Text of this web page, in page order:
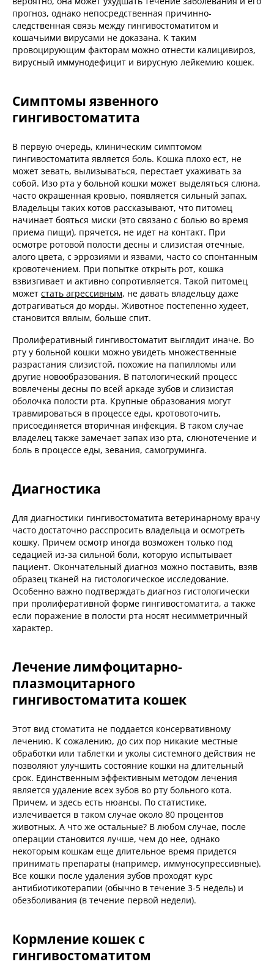
прогноз, однако непосредственная причинно-
следственная связь между гингивостоматитом и
кошачьими вирусами не доказана. К таким
провоцирующим факторам можно отнести калицивироз,
вирусный иммунодефицит и вирусную лейкемию кошек.
Симптомы язвенного
гингивостоматита
В первую очередь, клиническим симптомом
гингивостоматита является боль. Кошка плохо ест, не
может зевать, вылизываться, перестает ухаживать за
собой. Изо рта у больной кошки может выделяться слюна,
часто окрашенная кровью, появляется сильный запах.
Владельцы таких котов рассказывают, что питомец
начинает бояться миски (это связано с болью во время
приема пищи), прячется, не идет на контакт. При
осмотре ротовой полости десны и слизистая отечные,
алого цвета, с эррозиями и язвами, часто со спонтанным
кровотечением. При попытке открыть рот, кошка
взвизгивает и активно сопротивляется. Такой питомец
может стать агрессивным, не давать владельцу даже
дотрагиваться до морды. Животное постепенно худеет,
становится вялым, больше спит.
Пролиферативный гингивостоматит выглядит иначе. Во
рту у больной кошки можно увидеть множественные
разрастания слизистой, похожие на папилломы или
другие новообразования. В патологический процесс
вовлечены десны по всей аркаде зубов и слизистая
оболочка полости рта. Крупные образования могут
травмироваться в процессе еды, кротовоточить,
присоединяется вторичная инфекция. В таком случае
владелец также замечает запах изо рта, слюнотечение и
боль в процессе еды, зевания, самогруминга.
Диагностика
Для диагностики гингивостоматита ветеринарному врачу
часто достаточно расспросить владельца и осмотреть
кошку. Причем осмотр иногда возможен только под
седацией из-за сильной боли, которую испытывает
пациент. Окончательный диагноз можно поставить, взяв
образец тканей на гистологическое исследование.
Особенно важно подтверждать диагноз гистологически
при пролиферативной форме гингивостоматита, а также
если поражение в полости рта носят несимметричный
характер.
Лечение лимфоцитарно-
плазмоцитарного
гингивостоматита кошек
Этот вид стоматита не поддается консервативному
лечению. К сожалению, до сих пор никакие местные
обработки или таблетки и уколы системного действия не
позволяют улучшить состояние кошки на длительный
срок. Единственным эффективным методом лечения
является удаление всех зубов во рту больного кота.
Причем, и здесь есть нюансы. По статистике,
излечивается в таком случае около 80 процентов
животных. А что же остальные? В любом случае, после
операции становится лучше, чем до нее, однако
некоторым кошкам еще длительное время придется
принимать препараты (например, иммуносупрессивные).
Все кошки после удаления зубов проходят курс
антибиотикотерапии (обычно в течение 3-5 недель) и
обезболивания (в течение первой недели).
Кормление кошек с
гингивостоматитом